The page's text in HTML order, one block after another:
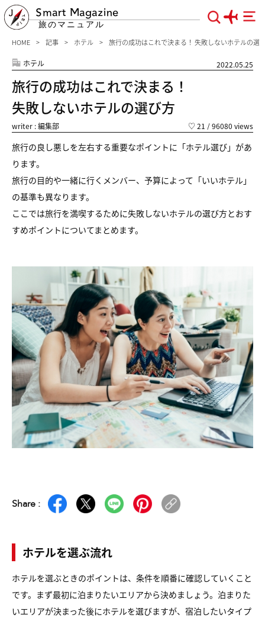
Smart Magazine
旅のマニュアル
HOME 記事 ホテル 旅行の成功はこれで決まる！ 失敗しないホテルの選
ホテル 2022.05.25
旅行の成功はこれで決まる！
失敗しないホテルの選び方
writer : 編集部 ♡ 21 / 96080 views
旅行の良し悪しを左右する重要なポイントに「ホテル選び」があ
ります。
旅行の目的や一緒に行くメンバー、予算によって「いいホテル」
の基準も異なります。
ここでは旅行を満喫するために失敗しないホテルの選び方とおす
すめポイントについてまとめます。
Share :
ホテルを選ぶ流れ
ホテルを選ぶときのポイントは、条件を順番に確認していくこと
です。まず最初に泊まりたいエリアから決めましょう。泊まりた
いエリアが決まった後にホテルを選びますが、宿泊したいタイプ